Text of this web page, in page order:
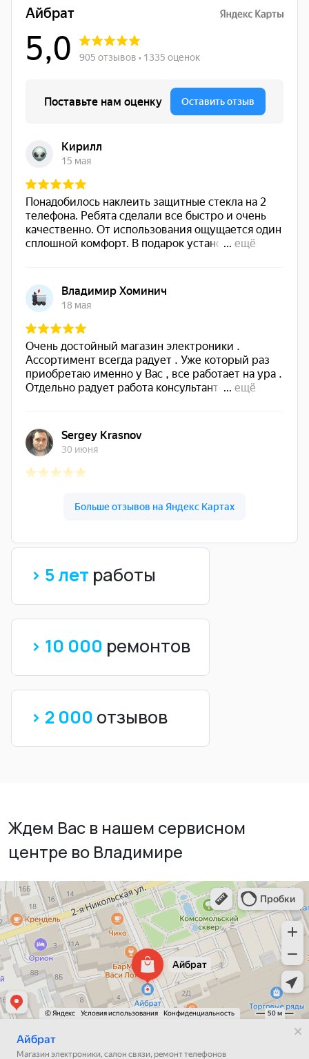
> 5 лет работы
> 10 000 ремонтов
> 2 000 отзывов
Ждем Вас в нашем сервисном
центре во Владимире